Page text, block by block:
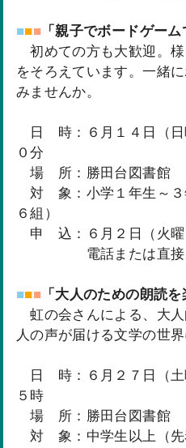
■■■ 「親子でボードゲーム
初めての方も大歓迎。
をそろえています。一緒
みませんか。
日 時：６月１４日（日
０分
場 所：勝田台図書館
対 象：小学１年生～
６組）
申 込：６月２日（火曜
電話または直接カ
■■■ 「大人のための朗読を
虹の会さんによる、大人
人の声が届ける文学の世
日 時：６月２７日（土
５時
場 所：勝田台図書館
対 象：中学生以上（先